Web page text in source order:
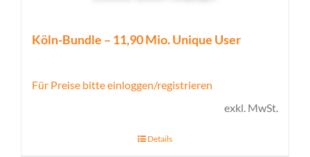
Köln-Bundle – 11,90 Mio. Unique User
Für Preise bitte einloggen/registrieren
exkl. MwSt.
Details